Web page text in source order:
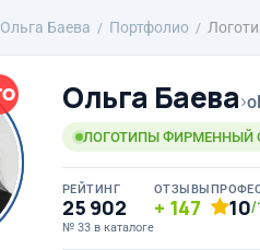
Ольга Баева Портфолио
Ольга Баева›
ЛОГОТИПЫ ФИРМЕННЫЙ
РЕЙТИНГ
25 902
№ 33 в каталоге
ОТЗЫВЫ
147 10/